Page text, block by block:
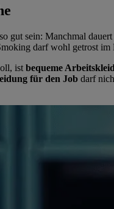
gut sein: Manchmal
darf wohl getrost im
ist bequeme
für den Job darf